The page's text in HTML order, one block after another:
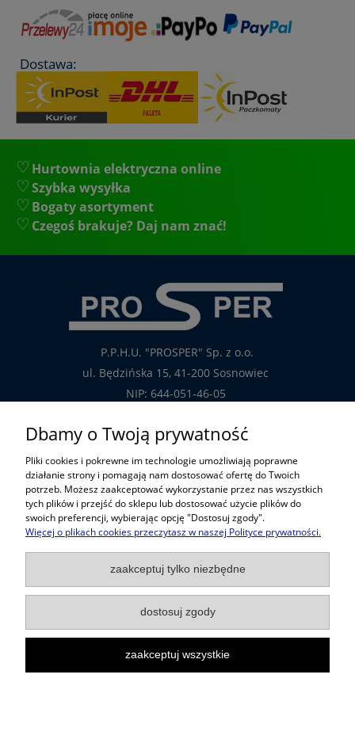
Dostawa:
Hurtownia elektryczna online
Szybka wysyłka
Bogaty asortyment
Czegoś brakuje? Daj nam znać!
P.P.H.U. "PROSPER" Sp. z o.o.
ul. Będzińska 15, 41-200 Sosnowiec
NIP: 644-051-46-05
tel.: 32-785-29-00
tel. kom: 609-808-147
handlowy@prosper.com.pl
Informacje
Pomoc w zakupach
Popularne kategorie
Dbamy o Twoją prywatność
Pliki cookies i pokrewne im technologie umożliwiają poprawne
działanie strony i pomagają nam dostosować ofertę do Twoich
potrzeb. Możesz zaakceptować wykorzystanie przez nas wszystkich
tych plików i przejść do sklepu lub dostosować użycie plików do
swoich preferencji, wybierając opcję "Dostosuj zgody".
Więcej o plikach cookies przeczytasz w naszej Polityce prywatności.
zaakceptuj tylko niezbędne
dostosuj zgody
zaakceptuj wszystkie